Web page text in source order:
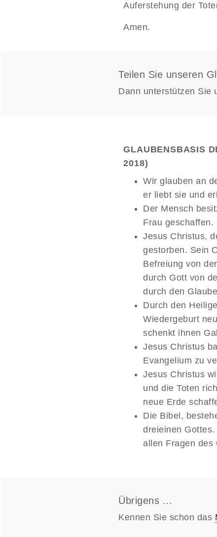
Auferstehung der
Amen.
Teilen Sie unseren
Dann unterstützen Sie
GLAUBENSBASIS
2018)
Wir glauben an
er liebt sie und
Der Mensch
Frau
Jesus Christus,
gestorben. Sein
Befreiung von
durch Gott von
durch den
Durch den
Wiedergeburt
schenkt ihnen
Jesus Christus
Evangelium zu
Jesus Christus
und die Toten
neue Erde
Die Bibel,
dreieinen
allen Fragen des
Übrigens ...
Kennen Sie schon das